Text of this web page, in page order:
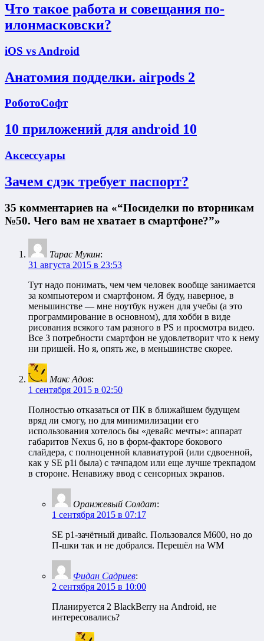
Что такое работа и совещания по-
илонмасковски?
iOS vs Android
Анатомия подделки. airpods 2
РоботоСофт
10 приложений для android 10
Аксессуары
Зачем сдэк требует паспорт?
35 комментариев на «“Посиделки по вторникам
№50. Чего вам не хватает в смартфоне?”»
Тарас Мукин:
31 августа 2015 в 23:53
Тут надо понимать, чем чем человек вообще занимается
за компьютером и смартфоном. Я буду, наверное, в
меньшинстве — мне ноутбук нужен для учебы (а это
программирование в основном), для хобби в виде
рисования всякого там разного в PS и просмотра видео.
Все 3 потребности смартфон не удовлетворит что к нему
ни пришей. Но я, опять же, в меньшинстве скорее.
Макс Адов:
1 сентября 2015 в 02:50
Полностью отказаться от ПК в ближайшем будущем
вряд ли смогу, но для минимилизации его
использования хотелось бы «девайс мечты»: аппарат
габаритов Nexus 6, но в форм-факторе бокового
слайдера, с полноценной клавиатурой (или сдвоенной,
как у SE p1i была) с тачпадом или еще лучше трекпадом
в стороне. Ненавижу ввод с сенсорных экранов.
Оранжевый Солдат:
1 сентября 2015 в 07:17
SE p1-зачётный дивайс. Пользовался M600, но до
П-шки так и не добрался. Перешёл на WM
Фидан Садриев:
2 сентября 2015 в 10:00
Планируется 2 BlackBerry на Android, не
интересовались?